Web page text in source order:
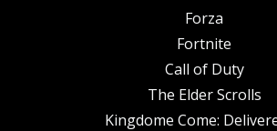
Forza
Fortnite
Call of Duty
The Elder Scrolls
Kingdome Come: